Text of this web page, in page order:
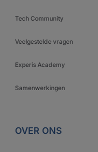
Tech Community
Veelgestelde vragen
Experis Academy
Samenwerkingen
OVER ONS